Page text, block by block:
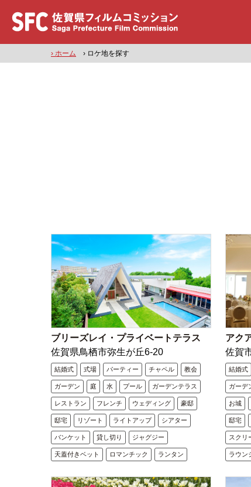
› ホーム › ロケ地を探す
ブリーズレイ・プライベートテラス
佐賀県鳥栖市弥生が丘6-20
結婚式 式場 パーティー チャペル 教会
ガーデン 庭 水 プール ガーデンテラス
レストラン フレンチ ウェディング 豪邸
邸宅 リゾート ライトアップ シアター
バンケット 貸し切り ジャグジー
天蓋付きベット ロマンチック ランタン
アク
佐賀
結婚式
ガーデ
お城
邸宅
スクリ
ラウン